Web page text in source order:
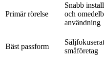
Primär rörelse
Snabb
och
användning
Bäst passform
Säljfokuserat
småföretag